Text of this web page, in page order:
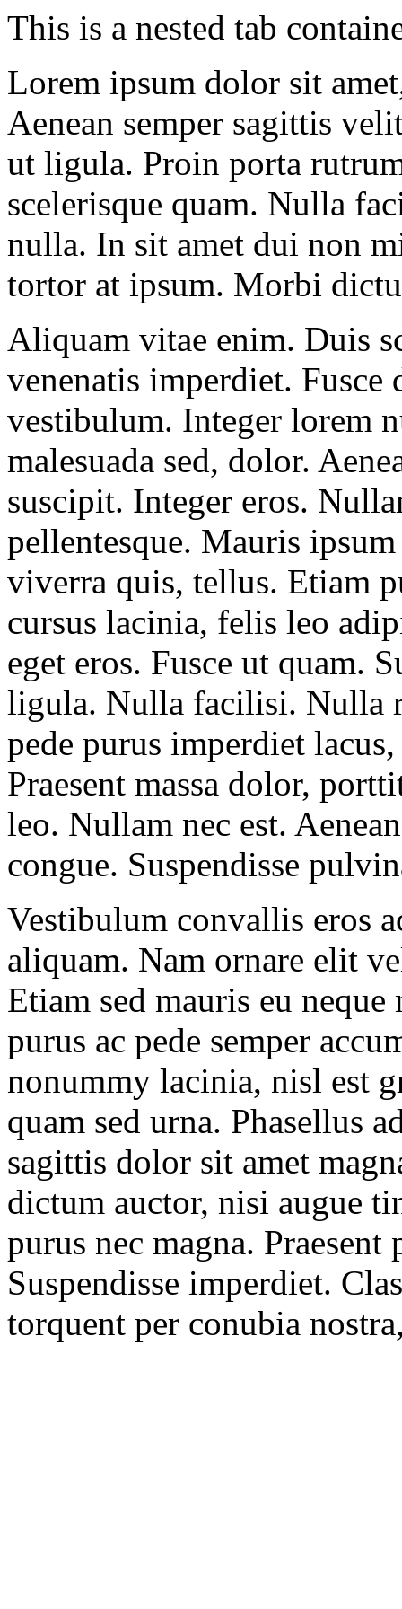
This is a nested tab
Lorem ipsum dolor sit
Aenean semper sagittis
ut ligula. Proin porta
scelerisque quam. Nulla
nulla. In sit amet dui non
tortor at ipsum. Morbi
Aliquam vitae enim. Duis
venenatis imperdiet.
vestibulum. Integer lorem
malesuada sed, dolor.
suscipit. Integer eros.
pellentesque. Mauris
viverra quis, tellus. Etiam
cursus lacinia, felis leo
eget eros. Fusce ut quam.
ligula. Nulla facilisi. Nulla
pede purus imperdiet
Praesent massa dolor,
leo. Nullam nec est.
congue. Suspendisse
Vestibulum convallis eros
aliquam. Nam ornare elit
Etiam sed mauris eu
purus ac pede semper
nonummy lacinia, nisl est
quam sed urna. Phasellus
sagittis dolor sit amet
dictum auctor, nisi augue
purus nec magna.
Suspendisse imperdiet.
torquent per conubia